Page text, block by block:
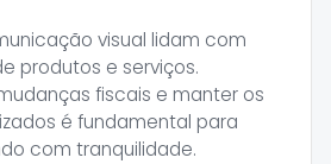
visual lidam com
produtos e serviços.
fiscais e manter os
é fundamental para
com tranquilidade.